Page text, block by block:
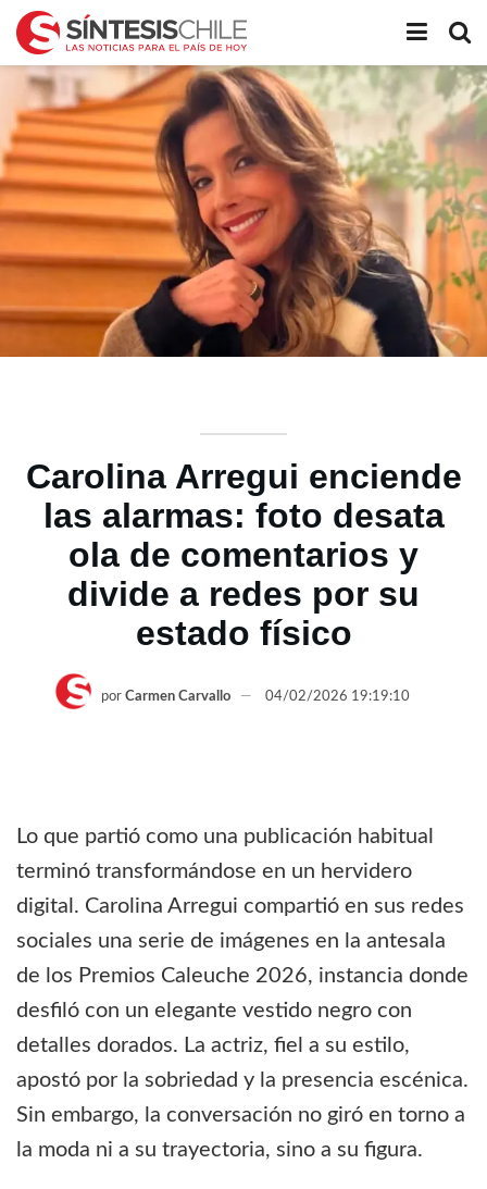
Carolina Arregui enciende
las alarmas: foto desata
ola de comentarios y
divide a redes por su
estado físico
por Carmen Carvallo 04/02/2026 19:19:10
Lo que partió como una publicación habitual
terminó transformándose en un hervidero
digital. Carolina Arregui compartió en sus redes
sociales una serie de imágenes en la antesala
de los Premios Caleuche 2026, instancia donde
desfiló con un elegante vestido negro con
detalles dorados. La actriz, fiel a su estilo,
apostó por la sobriedad y la presencia escénica.
Sin embargo, la conversación no giró en torno a
la moda ni a su trayectoria, sino a su figura.